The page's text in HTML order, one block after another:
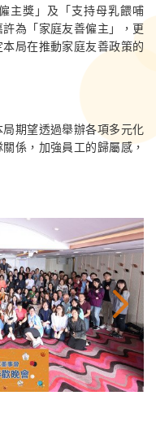
主獎」及「支持母乳餵哺
為「家庭友善僱主」，更
局在推動家庭友善政策的
期望透過舉辦各項多元化
係，加強員工的歸屬感，